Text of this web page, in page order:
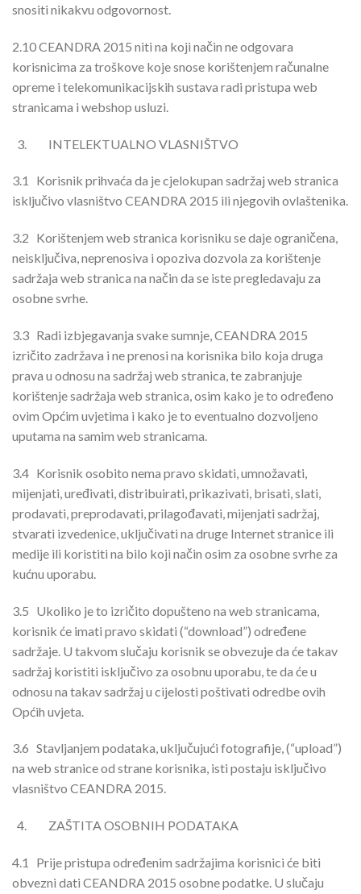
snositi nikakvu odgovornost.
2.10CEANDRA 2015 niti na koji način ne odgovara
korisnicima za troškove koje snose korištenjem računalne
opreme i telekomunikacijskih sustava radi pristupa web
stranicama i webshop usluzi.
INTELEKTUALNO VLASNIŠTVO
3.1 Korisnik prihvaća da je cjelokupan sadržaj web stranica
isključivo vlasništvo CEANDRA 2015 ili njegovih ovlaštenika.
3.2 Korištenjem web stranica korisniku se daje ograničena,
neisključiva, neprenosiva i opoziva dozvola za korištenje
sadržaja web stranica na način da se iste pregledavaju za
osobne svrhe.
3.3 Radi izbjegavanja svake sumnje, CEANDRA 2015
izričito zadržava i ne prenosi na korisnika bilo koja druga
prava u odnosu na sadržaj web stranica, te zabranjuje
korištenje sadržaja web stranica, osim kako je to određeno
ovim Općim uvjetima i kako je to eventualno dozvoljeno
uputama na samim web stranicama.
3.4 Korisnik osobito nema pravo skidati, umnožavati,
mijenjati, uređivati, distribuirati, prikazivati, brisati, slati,
prodavati, preprodavati, prilagođavati, mijenjati sadržaj,
stvarati izvedenice, uključivati na druge Internet stranice ili
medije ili koristiti na bilo koji način osim za osobne svrhe za
kućnu uporabu.
3.5 Ukoliko je to izričito dopušteno na web stranicama,
korisnik će imati pravo skidati (“download”) određene
sadržaje. U takvom slučaju korisnik se obvezuje da će takav
sadržaj koristiti isključivo za osobnu uporabu, te da će u
odnosu na takav sadržaj u cijelosti poštivati odredbe ovih
Općih uvjeta.
3.6 Stavljanjem podataka, uključujući fotografije, (“upload”)
na web stranice od strane korisnika, isti postaju isključivo
vlasništvo CEANDRA 2015.
ZAŠTITA OSOBNIH PODATAKA
4.1 Prije pristupa određenim sadržajima korisnici će biti
obvezni dati CEANDRA 2015 osobne podatke. U slučaju